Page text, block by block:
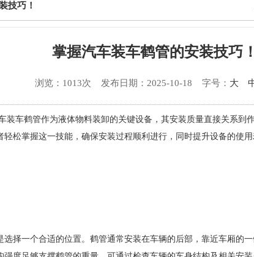
技巧！
掌握汽车装车鹤管的安装技巧！
浏览：1013次 发布日期：2025-10-18 字号： 大
装车鹤管作为液体物料装卸的关键设备，其安装质量直接关系到
松掌握这一技能，确保安装过程顺利进行，同时提升设备的使用
选择一个合适的位置。鹤管通常安装在车辆的后部，靠近车厢的